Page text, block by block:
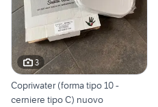
3
Copriwater (forma tipo 10 -
cerniere tipo C) nuovo